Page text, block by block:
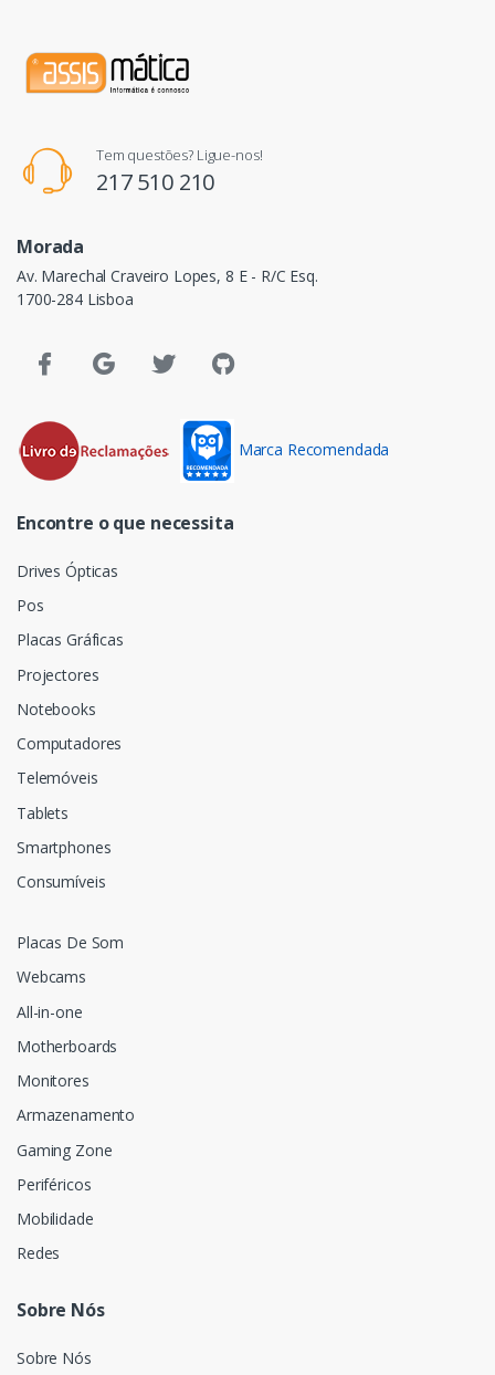
Tem questões? Ligue-nos!
217 510 210
Morada
Av. Marechal Craveiro Lopes, 8 E - R/C Esq.
1700-284 Lisboa
Marca Recomendada
Encontre o que necessita
Drives Ópticas
Pos
Placas Gráficas
Projectores
Notebooks
Computadores
Telemóveis
Tablets
Smartphones
Consumíveis
Placas De Som
Webcams
All-in-one
Motherboards
Monitores
Armazenamento
Gaming Zone
Periféricos
Mobilidade
Redes
Sobre Nós
Sobre Nós